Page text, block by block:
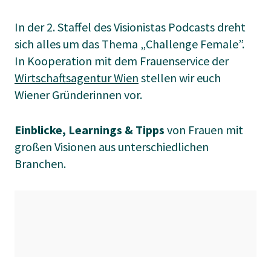
In der 2. Staffel des Visionistas Podcasts dreht
sich alles um das Thema „Challenge Female”.
In Kooperation mit dem Frauenservice der
Wirtschaftsagentur Wien stellen wir euch
Wiener Gründerinnen vor.
Einblicke, Learnings & Tipps von Frauen mit
großen Visionen aus unterschiedlichen
Branchen.